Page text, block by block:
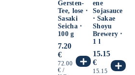
Gersten-
Tee, lose ⋅
Sasaki
Seicha ⋅
100 g
Normaler
Preis
7.20
€
GRUNDPREIS
72.00
€ /PRO
ene
Sojasauce
⋅ Sakae
Shoyu
Brewery ⋅
1 l
Normaler
Preis
15.15
€
GRUNDPREIS
15.15